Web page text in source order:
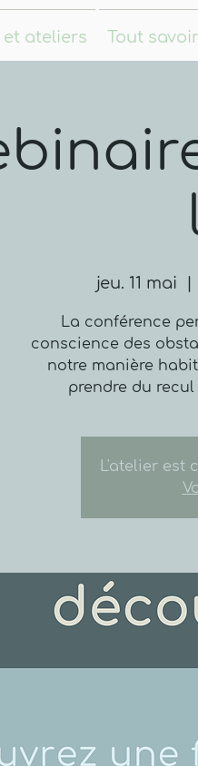
et ateliers Tout
jeu. 11 mai
La conférence
conscience des
notre manière
prendre du
L'atelier est